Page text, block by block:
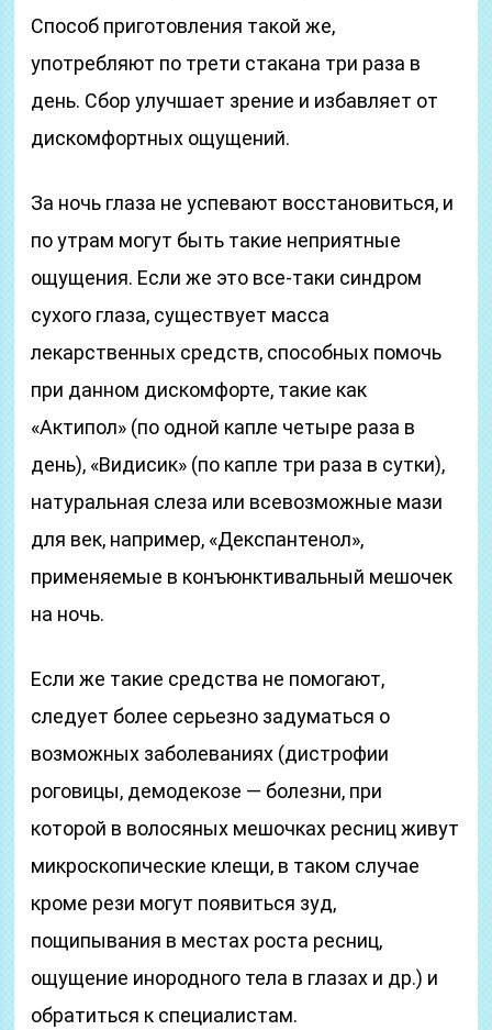
Способ приготовления такой же,
употребляют по трети стакана три раза в
день. Сбор улучшает зрение и избавляет от
дискомфортных ощущений.
За ночь глаза не успевают восстановиться, и
по утрам могут быть такие неприятные
ощущения. Если же это все-таки синдром
сухого глаза, существует масса
лекарственных средств, способных помочь
при данном дискомфорте, такие как
«Актипол» (по одной капле четыре раза в
день), «Видисик» (по капле три раза в сутки),
натуральная слеза или всевозможные мази
для век, например, «Декспантенол»,
применяемые в конъюнктивальный мешочек
на ночь.
Если же такие средства не помогают,
следует более серьезно задуматься о
возможных заболеваниях (дистрофии
роговицы, демодекозе — болезни, при
которой в волосяных мешочках ресниц живут
микроскопические клещи, в таком случае
кроме рези могут появиться зуд,
пощипывания в местах роста ресниц,
ощущение инородного тела в глазах и др.) и
обратиться к специалистам.